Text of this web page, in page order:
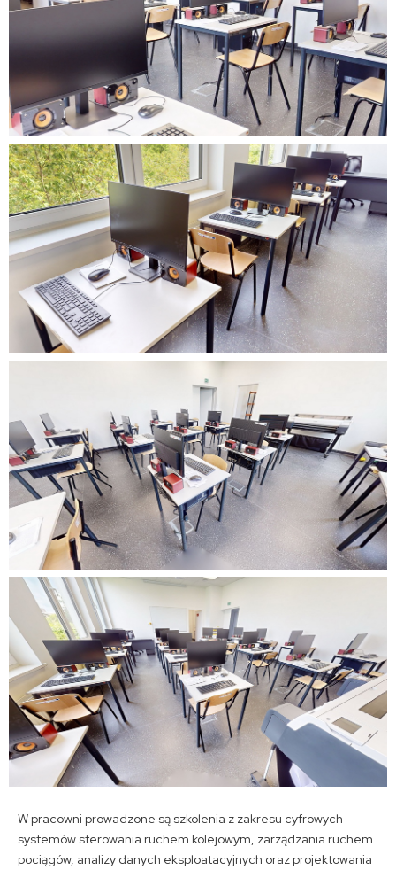
W pracowni prowadzone są szkolenia z zakresu cyfrowych
systemów sterowania ruchem kolejowym, zarządzania ruchem
pociągów, analizy danych eksploatacyjnych oraz projektowania